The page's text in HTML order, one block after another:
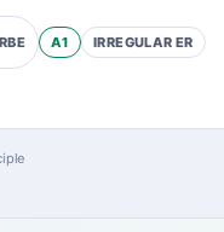
A1 IRREGULAR ER